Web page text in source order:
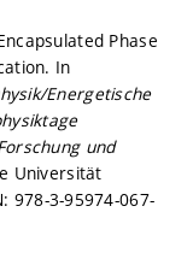
Phase
In
Energetische
und
Universität
978-3-95974-067-